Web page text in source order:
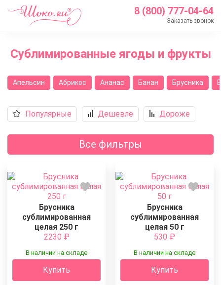
8 (800) 777-04-64
Заказать звонок
Каталог
Кондитерские ингредиенты
Сублимированные ягоды и фрукты
Сублимированные ягоды и фрукты
Апельсин Абрикос Ананас Банан Брусника
Популярные Дешевле Дороже
Все фильтры
Брусника
сублимированная
целая 250 г
2230 ₽
В наличии на складе
Купить
Брусника
сублимированная
целая 50 г
530 ₽
В наличии на складе
Купить